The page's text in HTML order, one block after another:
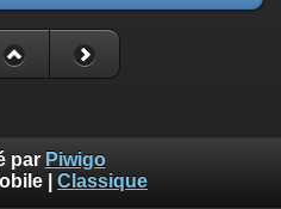
par Piwigo
Classique